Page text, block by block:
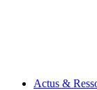
Actus &